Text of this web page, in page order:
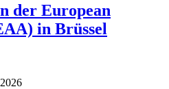
der European
in Brüssel